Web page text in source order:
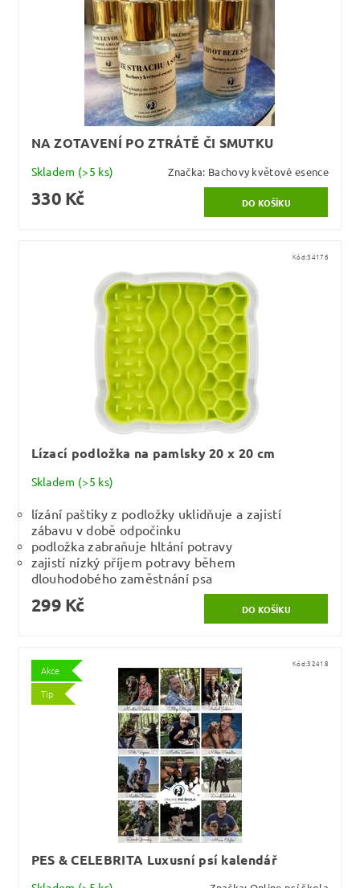
NA ZOTAVENÍ PO ZTRÁTĚ ČI SMUTKU
Skladem (>5 ks) Značka: Bachovy květové esence
330 Kč
Kód:34176
Lízací podložka na pamlsky 20 x 20 cm
Skladem (>5 ks)
lízání paštiky z podložky uklidňuje a zajistí
zábavu v době odpočinku
podložka zabraňuje hltání potravy
zajistí nízký příjem potravy během
dlouhodobého zaměstnání psa
299 Kč
Akce
Tip
Kód:32418
PES & CELEBRITA Luxusní psí kalendář